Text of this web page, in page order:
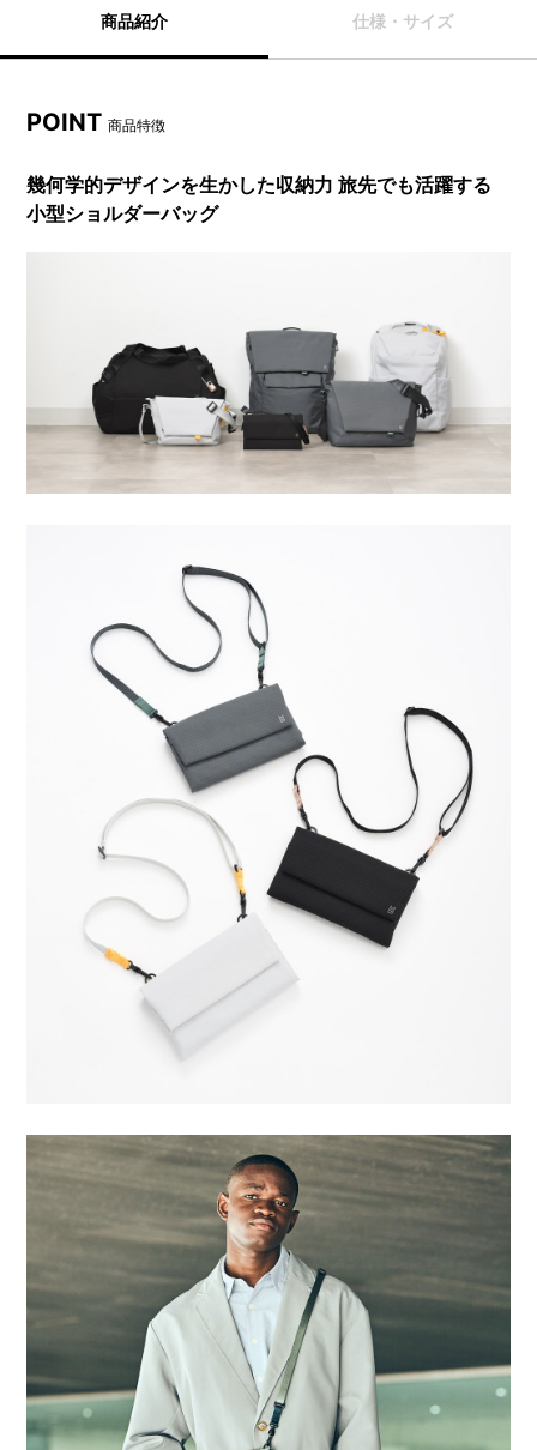
商品紹介 仕様・サイズ
POINT商品特徴
幾何学的デザインを生かした収納力 旅先でも活躍する
小型ショルダーバッグ